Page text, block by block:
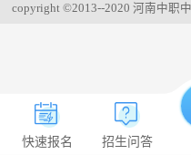
copyright ©2013--2020 河南中职
快速报名 招生问答